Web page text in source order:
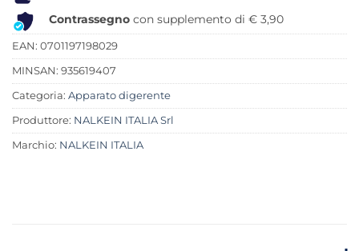
Contrassegno con supplemento di € 3,90
EAN: 0701197198029
MINSAN: 935619407
Categoria: Apparato digerente
Produttore: NALKEIN ITALIA Srl
Marchio: NALKEIN ITALIA